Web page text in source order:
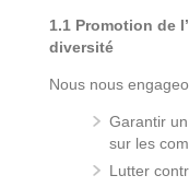
1.1 Promotion de
diversité
Nous nous
Garantir
sur les
Lutter